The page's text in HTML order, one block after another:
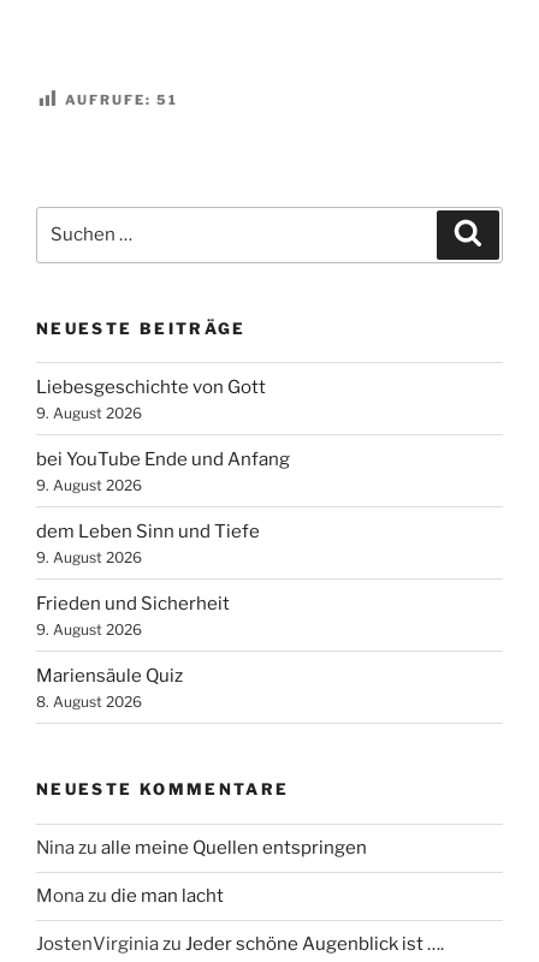
AUFRUFE: 51
nach:
NEUESTE BEITRÄGE
Liebesgeschichte von Gott
9. August 2026
bei YouTube Ende und Anfang
9. August 2026
dem Leben Sinn und Tiefe
9. August 2026
Frieden und Sicherheit
9. August 2026
Mariensäule Quiz
8. August 2026
NEUESTE KOMMENTARE
Ninazu alle meine Quellen entspringen
Monazu die man lacht
JostenVirginiazu Jeder schöne Augenblick ist ….